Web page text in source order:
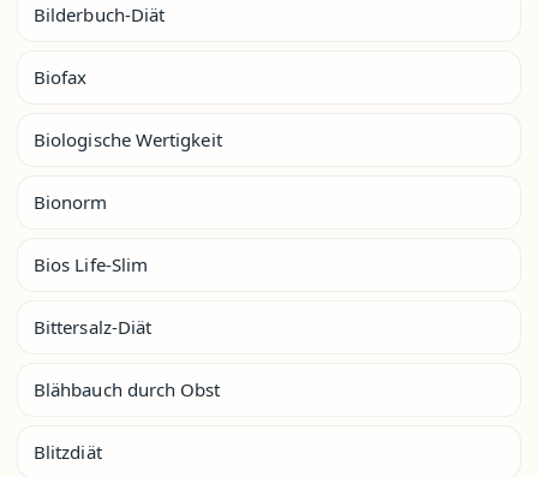
Bilderbuch-Diät
Biofax
Biologische Wertigkeit
Bionorm
Bios Life-Slim
Bittersalz-Diät
Blähbauch durch Obst
Blitzdiät